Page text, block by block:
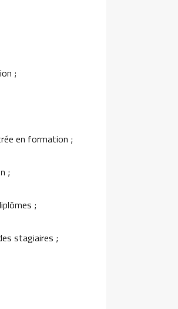
;
en formation ;
;
;
stagiaires ;